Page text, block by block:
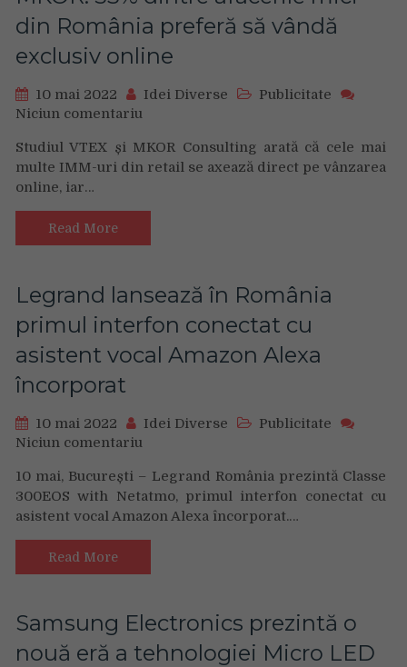
Enescu
din
20-
din România preferă să vândă
exclusiv online
10 mai 2022 Idei Diverse
Publicitate
Niciun comentariu
ecommerce
VTEX
MKOR:
dintre
din
România
preferă
să
online
Studiul VTEX și MKOR Consulting arată că cele mai
multe IMM-uri din retail se axează direct pe vânzarea
online, iar…
Read More
Legrand lansează în România
primul interfon conectat cu
asistent vocal Amazon Alexa
încorporat
10 mai 2022 Idei Diverse
Publicitate
Niciun comentariu
lansează
în
România
primul
conectat
asistent
vocal
Amazon
10 mai, București – Legrand România prezintă Classe
300EOS with Netatmo, primul interfon conectat cu
asistent vocal Amazon Alexa încorporat.…
Read More
Samsung Electronics prezintă o
nouă eră a tehnologiei Micro LED